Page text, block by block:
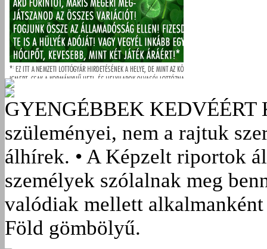
GYENGÉBBEK KEDVÉÉRT
szüleményei, nem a rajtuk
álhírek. • A Képzelt riportok
személyek szólalnak meg
valódiak mellett
Föld gömbölyű.